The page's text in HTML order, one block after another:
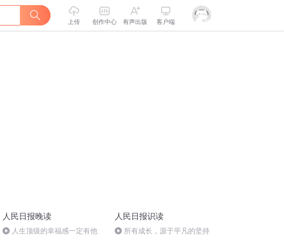
上传 创作中心 有声出版 客户端
人民日报晚读
人生顶级的幸福感一定有他
人民日报识读
所有成长，源于平凡的坚持